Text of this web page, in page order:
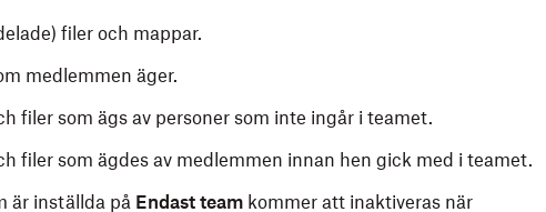
filer och mappar.
medlemmen äger.
filer som ägs av personer som inte ingår i teamet.
filer som ägdes av medlemmen innan hen gick med i teamet.
är inställda på Endast team kommer att inaktiveras när